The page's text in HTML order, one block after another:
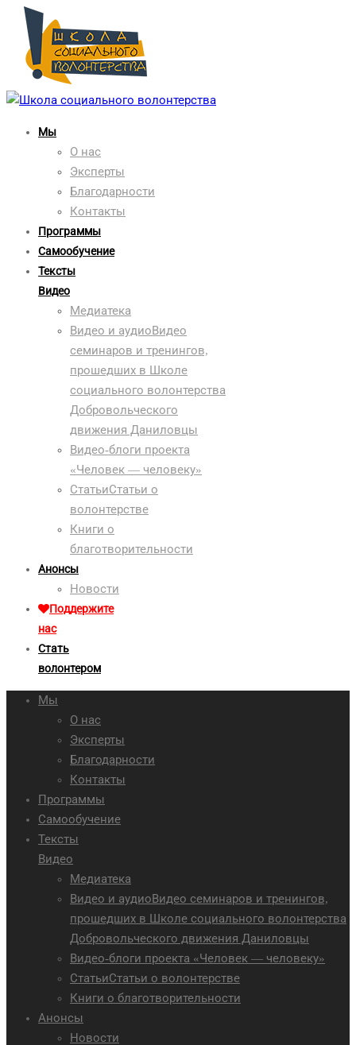
Мы
О нас
Эксперты
Благодарности
Контакты
Программы
Самообучение
Тексты
Видео
Медиатека
Видео и аудиоВидео
семинаров и тренингов,
прошедших в Школе
социального волонтерства
Добровольческого
движения Даниловцы
Видео-блоги проекта
«Человек — человеку»
СтатьиСтатьи о
волонтерстве
Книги о
благотворительности
Анонсы
Новости
Поддержите
нас
Стать
волонтером
Мы
О нас
Эксперты
Благодарности
Контакты
Программы
Самообучение
Тексты
Видео
Медиатека
Видео и аудиоВидео семинаров и тренингов,
прошедших в Школе социального волонтерства
Добровольческого движения Даниловцы
Видео-блоги проекта «Человек — человеку»
СтатьиСтатьи о волонтерстве
Книги о благотворительности
Анонсы
Новости